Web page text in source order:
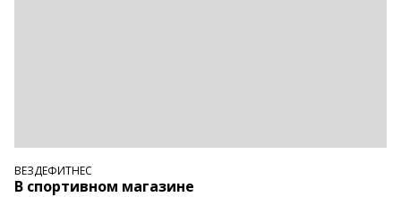
ВЕЗДЕФИТНЕС
В спортивном магазине